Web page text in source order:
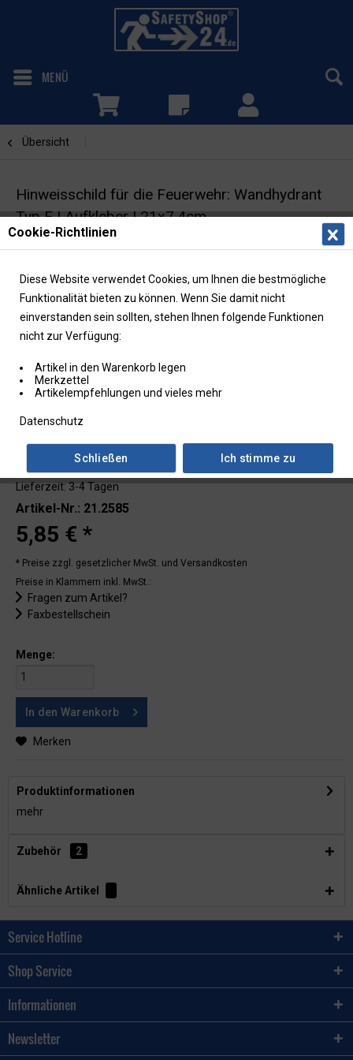
MENÜ
Übersicht
Hinweisschild für die Feuerwehr: Wandhydrant
Typ F | Aufkleber | 21x7,4cm
Feuerwehrzeichen | DIN 4066
Lieferzeit: 3-4 Tagen
Artikel-Nr.: 21.2585
5,85 € *
* Preise zzgl. gesetzlicher MwSt. und Versandkosten
Preise in Klammern inkl. MwSt.:
Fragen zum Artikel?
Faxbestellschein
Menge:
In den Warenkorb
Merken
Produktinformationen
mehr
Zubehör 2
Ähnliche Artikel
Service Hotline
Shop Service
Informationen
Newsletter
Cookie-Richtlinien
Diese Website verwendet Cookies, um Ihnen die bestmögliche
Funktionalität bieten zu können. Wenn Sie damit nicht
einverstanden sein sollten, stehen Ihnen folgende Funktionen
nicht zur Verfügung:
Artikel in den Warenkorb legen
Merkzettel
Artikelempfehlungen und vieles mehr
Datenschutz
Ich stimme zu
Schließen